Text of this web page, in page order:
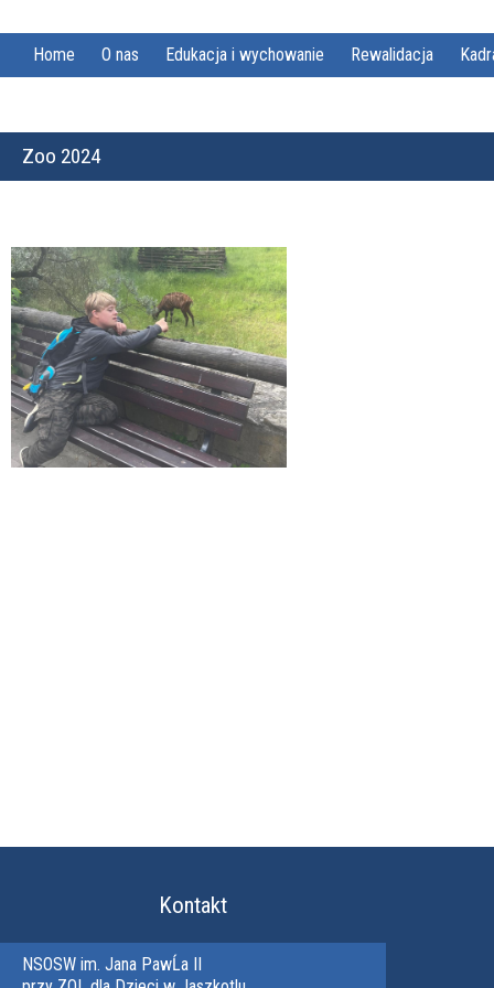
Home O nas Edukacja i wychowanie Rewalidacja
Zoo 2024
Kontakt
NSOSW im. Jana PawĹa II